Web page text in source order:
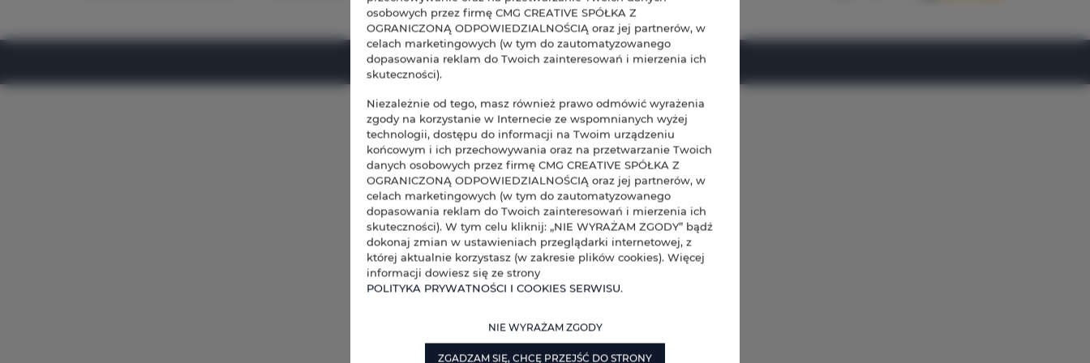
osobowych przez firmę CMG CREATIVE SPÓŁKA Z
OGRANICZONĄ ODPOWIEDZIALNOŚCIĄ oraz jej partnerów, w
celach marketingowych (w tym do zautomatyzowanego
dopasowania reklam do Twoich zainteresowań i mierzenia ich
skuteczności).
Niezależnie od tego, masz również prawo odmówić wyrażenia
zgody na korzystanie w Internecie ze wspomnianych wyżej
technologii, dostępu do informacji na Twoim urządzeniu
końcowym i ich przechowywania oraz na przetwarzanie Twoich
danych osobowych przez firmę CMG CREATIVE SPÓŁKA Z
OGRANICZONĄ ODPOWIEDZIALNOŚCIĄ oraz jej partnerów, w
celach marketingowych (w tym do zautomatyzowanego
dopasowania reklam do Twoich zainteresowań i mierzenia ich
skuteczności). W tym celu kliknij: „NIE WYRAŻAM ZGODY” bądź
dokonaj zmian w ustawieniach przeglądarki internetowej, z
której aktualnie korzystasz (w zakresie plików cookies). Więcej
informacji dowiesz się ze strony
POLITYKA PRYWATNOŚCI I COOKIES SERWISU.
NIE WYRAŻAM ZGODY
ZGADZAM SIĘ, CHCĘ PRZEJŚĆ DO STRONY